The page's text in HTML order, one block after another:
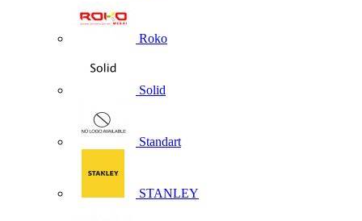
Roko
Solid
Standart
STANLEY